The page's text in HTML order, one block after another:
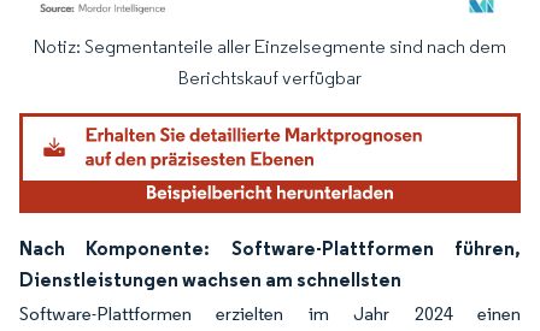
Bild © Mordor Intelligence. Wiederverwendung erfordert Namensnennung
Notiz: Segmentanteile aller Einzelsegmente sind nach dem
Berichtskauf verfügbar
Nach Komponente: Software-Plattformen führen,
Dienstleistungen wachsen am schnellsten
Software-Plattformen erzielten im Jahr 2024 einen